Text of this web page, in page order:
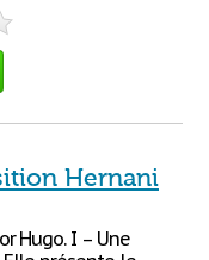
Hernani
Hugo. I – Une